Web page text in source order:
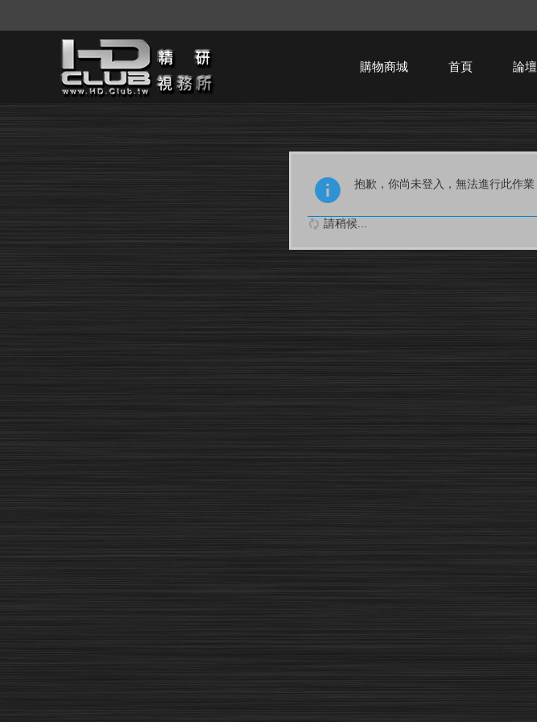
購物商城 首頁 論壇
抱歉，你尚未登入，無法進行此作業
請稍候...